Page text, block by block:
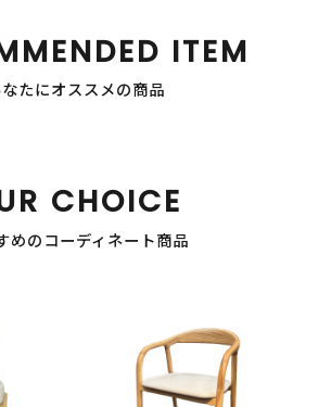
ITEM
たにオススメの商品
CHOICE
めのコーディネート商品